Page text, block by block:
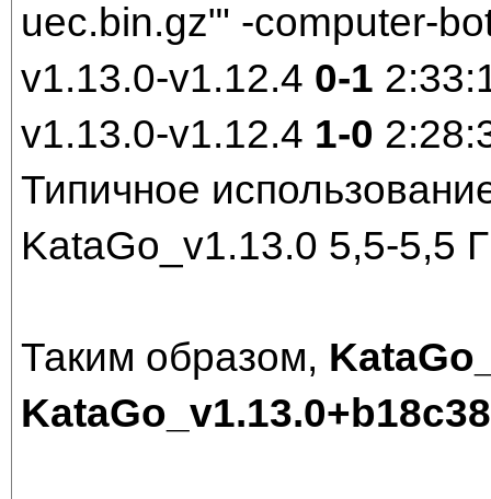
uec.bin.gz"' -computer-
v1.13.0-v1.12.4 0-1
v1.13.0-v1.12.4 1-0
Типичное
KataGo_v1.13.0 5,5-5,5
Таким образом,